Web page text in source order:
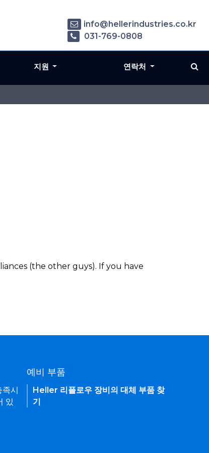
(the other guys). If you have
info@hellerindustries.co.kr
031-769-0808
지원 연락처
시
있
예비 부품
Heller 리플로우 장비의 대체 부품 찾
기